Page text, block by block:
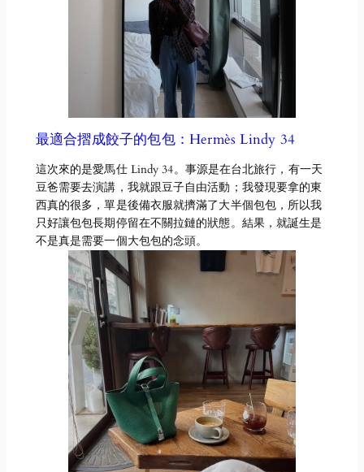
最適合摺成餃子的包包：Hermès Lindy 34
這次來的是愛馬仕 Lindy 34。事源是在台北旅行，有一天
豆爸需要去演講，我就跟豆子自由活動；我發現要拿的東
西真的很多，單是後備衣服就擠滿了大半個包包，所以我
只好讓包包長期停留在不關拉鏈的狀態。結果，就誕生是
不是真是需要一個大包包的念頭。